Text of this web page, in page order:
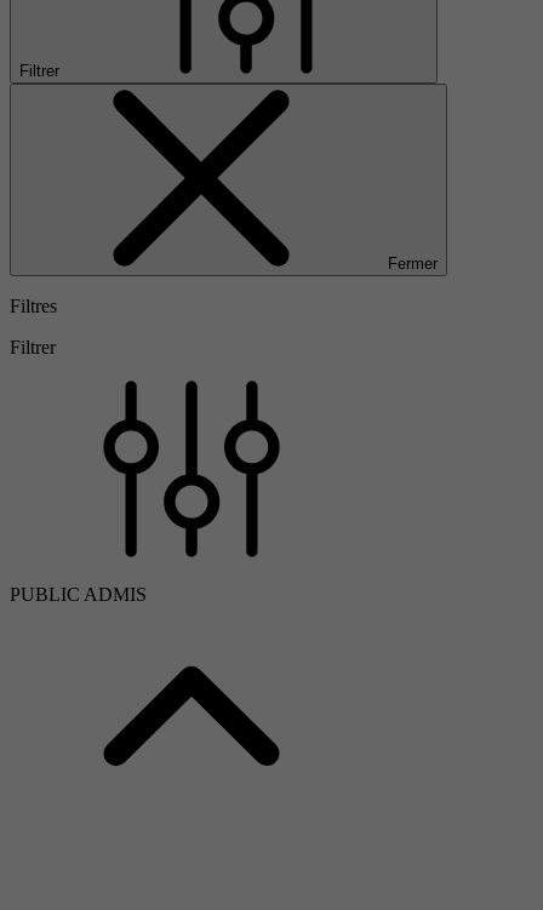
Filtrer
Fermer
Filtres
Filtrer
PUBLIC ADMIS